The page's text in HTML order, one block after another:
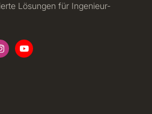
Lösungen für Ingenieur-